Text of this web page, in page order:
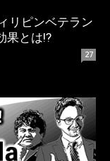
リピンベテラン
果とは!?
27